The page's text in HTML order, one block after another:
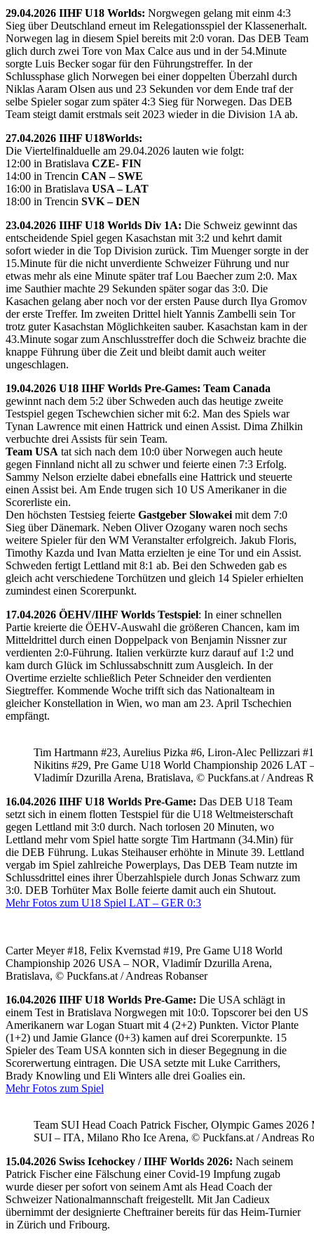
29.04.2026 IIHF U18 Worlds: Norgwegen gelang mit einm 4:3
Sieg über Deutschland erneut im Relegationsspiel der Klassenerhalt.
Norwegen lag in diesem Spiel bereits mit 2:0 voran. Das DEB Team
glich durch zwei Tore von Max Calce aus und in der 54.Minute
sorgte Luis Becker sogar für den Führungstreffer. In der
Schlussphase glich Norwegen bei einer doppelten Überzahl durch
Niklas Aaram Olsen aus und 23 Sekunden vor dem Ende traf der
selbe Spieler sogar zum später 4:3 Sieg für Norwegen. Das DEB
Team steigt damit erstmals seit 2023 wieder in die Division 1A ab.
27.04.2026 IIHF U18Worlds:
Die Viertelfinalduelle am 29.04.2026 lauten wie folgt:
12:00 in Bratislava CZE- FIN
14:00 in Trencin CAN – SWE
16:00 in Bratislava USA – LAT
18:00 in Trencin SVK – DEN
23.04.2026 IIHF U18 Worlds Div 1A: Die Schweiz gewinnt das
entscheidende Spiel gegen Kasachstan mit 3:2 und kehrt damit
sofort wieder in die Top Division zurück. Tim Muenger sorgte in der
15.Minute für die nicht unverdiente Schweizer Führung und nur
etwas mehr als eine Minute später traf Lou Baecher zum 2:0. Max
ime Sauthier machte 29 Sekunden später sogar das 3:0. Die
Kasachen gelang aber noch vor der ersten Pause durch Ilya Gromov
der erste Treffer. Im zweiten Drittel hielt Yannis Zambelli sein Tor
trotz guter Kasachstan Möglichkeiten sauber. Kasachstan kam in der
43.Minute sogar zum Anschlusstreffer doch die Schweiz brachte die
knappe Führung über die Zeit und bleibt damit auch weiter
ungeschlagen.
19.04.2026 U18 IIHF Worlds Pre-Games: Team Canada
gewinnt nach dem 5:2 über Schweden auch das heutige zweite
Testspiel gegen Tschewchien sicher mit 6:2. Man des Spiels war
Tynan Lawrence mit einen Hattrick und einen Assist. Dima Zhilkin
verbuchte drei Assists für sein Team.
Team USA tat sich nach dem 10:0 über Norwegen auch heute
gegen Finnland nicht all zu schwer und feierte einen 7:3 Erfolg.
Sammy Nelson erzielte dabei ebnefalls eine Hattrick und steuerte
einen Assist bei. Am Ende trugen sich 10 US Amerikaner in die
Scorerliste ein.
Den höchsten Testsieg feierte Gastgeber Slowakei mit dem 7:0
Sieg über Dänemark. Neben Oliver Ozogany waren noch sechs
weitere Spieler für den WM Veranstalter erfolgreich. Jakub Floris,
Timothy Kazda und Ivan Matta erzielten je eine Tor und ein Assist.
Schweden fertigt Lettland mit 8:1 ab. Bei den Schweden gab es
gleich acht verschiedene Torchützen und gleich 14 Spieler erhielten
zumindest einen Scorerpunkt.
17.04.2026 ÖEHV/IIHF Worlds Testspiel: In einer schnellen
Partie kreierte die ÖEHV-Auswahl die größeren Chancen, kam im
Mitteldrittel durch einen Doppelpack von Benjamin Nissner zur
verdienten 2:0-Führung. Italien verkürzte kurz darauf auf 1:2 und
kam durch Glück im Schlussabschnitt zum Ausgleich. In der
Overtime erzielte schließlich Peter Schneider den verdienten
Siegtreffer. Kommende Woche trifft sich das Nationalteam in
gleicher Konstellation in Wien, wo man am 23. April Tschechien
empfängt.
Tim Hartmann #23, Aurelius Pizka #6, Liron-Alec Pellizzari
Nikitins #29, Pre Game U18 World Championship 2026 LAT
Vladimír Dzurilla Arena, Bratislava, © Puckfans.at / Andreas
16.04.2026 IIHF U18 Worlds Pre-Game: Das DEB U18 Team
setzt sich in einem flotten Testspiel für die U18 Weltmeisterschaft
gegen Lettland mit 3:0 durch. Nach torlosen 20 Minuten, wo
Lettland mehr vom Spiel hatte sorgte Tim Hartmann (34.Min) für
die DEB Führung. Lukas Steihauser erhöhte in Minute 39. Lettland
vergab im Spiel zahlreiche Powerplays, Das DEB Team nutzte im
Schlussdrittel eines ihrer Überzahlspiele durch Jonas Schwarz zum
3:0. DEB Torhüter Max Bolle feierte damit auch ein Shutout.
Mehr Fotos zum U18 Spiel LAT – GER 0:3
Carter Meyer #18, Felix Kvernstad #19, Pre Game U18 World
Championship 2026 USA – NOR, Vladimír Dzurilla Arena,
Bratislava, © Puckfans.at / Andreas Robanser
16.04.2026 IIHF U18 Worlds Pre-Game: Die USA schlägt in
einem Test in Bratislava Norgwegen mit 10:0. Topscorer bei den US
Amerikanern war Logan Stuart mit 4 (2+2) Punkten. Victor Plante
(1+2) und Jamie Glance (0+3) kamen auf drei Scorerpunkte. 15
Spieler des Team USA konnten sich in dieser Begegnung in die
Scorerwertung eintragen. Die USA setzte mit Luke Carrithers,
Brady Knowling und Eli Winters alle drei Goalies ein.
Mehr Fotos zum Spiel
Team SUI Head Coach Patrick Fischer, Olympic Games 2026
SUI – ITA, Milano Rho Ice Arena, © Puckfans.at / Andreas
15.04.2026 Swiss Icehockey / IIHF Worlds 2026: Nach seinem
Patrick Fischer eine Fälschung einer Covid-19 Impfung zugab
wurde dieser per sofort von seinem Amt als Head Coach der
Schweizer Nationalmannschaft freigestellt. Mit Jan Cadieux
übernimmt der designierte Cheftrainer bereits für das Heim-Turnier
in Zürich und Fribourg.